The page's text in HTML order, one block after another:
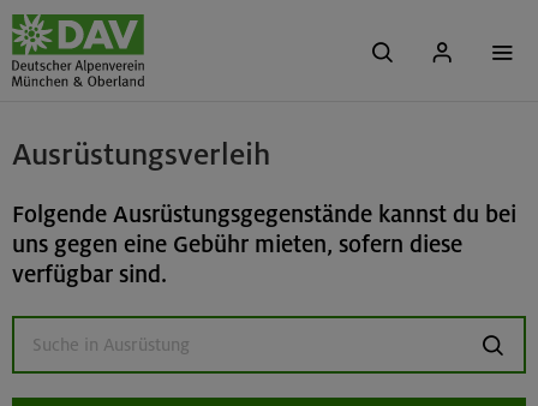
Ausrüstungsverleih
Folgende Ausrüstungsgegenstände kannst du bei
uns gegen eine Gebühr mieten, sofern diese
verfügbar sind.
suchen